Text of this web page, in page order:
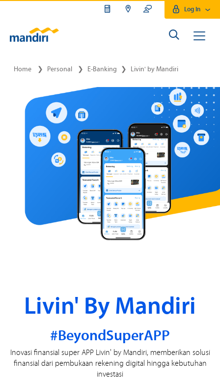
Log In
Home ❯ Personal ❯ E-Banking ❯ Livin' by Mandiri
Livin' By Mandiri
#BeyondSuperAPP
Inovasi finansial super APP Livin' by Mandiri, memberikan solusi
finansial dari pembukaan rekening digital hingga kebutuhan
investasi